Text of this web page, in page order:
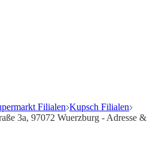
Filialen Kupsch Filialen
3a, 97072 Wuerzburg - Adresse &